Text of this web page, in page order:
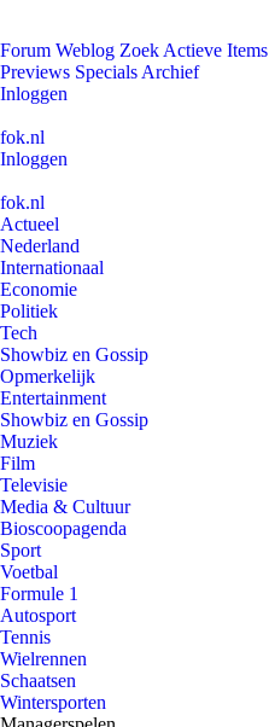
Forum Weblog Zoek Actieve Items
Previews Specials Archief
Inloggen
fok.nl
Inloggen
fok.nl
Actueel
Nederland
Internationaal
Economie
Politiek
Tech
Showbiz en Gossip
Opmerkelijk
Entertainment
Showbiz en Gossip
Muziek
Film
Televisie
Media & Cultuur
Bioscoopagenda
Sport
Voetbal
Formule 1
Autosport
Tennis
Wielrennen
Schaatsen
Wintersporten